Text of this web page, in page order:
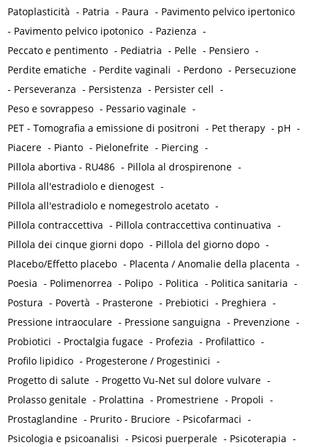
Patoplasticità - Patria - Paura - Pavimento pelvico ipertonico
- Pavimento pelvico ipotonico - Pazienza -
Peccato e pentimento - Pediatria - Pelle - Pensiero -
Perdite ematiche - Perdite vaginali - Perdono - Persecuzione
- Perseveranza - Persistenza - Persister cell -
Peso e sovrappeso - Pessario vaginale -
PET - Tomografia a emissione di positroni - Pet therapy - pH -
Piacere - Pianto - Pielonefrite - Piercing -
Pillola abortiva - RU486 - Pillola al drospirenone -
Pillola all'estradiolo e dienogest -
Pillola all'estradiolo e nomegestrolo acetato -
Pillola contraccettiva - Pillola contraccettiva continuativa -
Pillola dei cinque giorni dopo - Pillola del giorno dopo -
Placebo/Effetto placebo - Placenta / Anomalie della placenta -
Poesia - Polimenorrea - Polipo - Politica - Politica sanitaria -
Postura - Povertà - Prasterone - Prebiotici - Preghiera -
Pressione intraoculare - Pressione sanguigna - Prevenzione -
Probiotici - Proctalgia fugace - Profezia - Profilattico -
Profilo lipidico - Progesterone / Progestinici -
Progetto di salute - Progetto Vu-Net sul dolore vulvare -
Prolasso genitale - Prolattina - Promestriene - Propoli -
Prostaglandine - Prurito - Bruciore - Psicofarmaci -
Psicologia e psicoanalisi - Psicosi puerperale - Psicoterapia -